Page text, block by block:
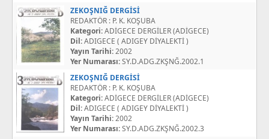
ZEKOŞNIĞ DERGİSİ
REDAKTÖR : P. K. KOŞUBA
Kategori:ADİGECE DERGİLER (ADİGECE)
Dil:ADIGECE ( ADIGEY DİYALEKTİ )
Yayın Tarihi:2002
Yer Numarası:SY.D.ADG.ZKŞNĞ.2002.1
ZEKOŞNIĞ DERGİSİ
REDAKTÖR : P. K. KOŞUBA
Kategori:ADİGECE DERGİLER (ADİGECE)
Dil:ADIGECE ( ADIGEY DİYALEKTİ )
Yayın Tarihi:2002
Yer Numarası:SY.D.ADG.ZKŞNĞ.2002.3